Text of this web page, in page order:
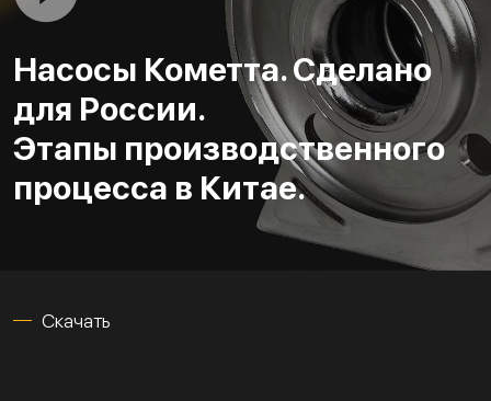
Насосы Кометта. Сделано
для России.
Этапы производственного
процесса в Китае.
Скачать